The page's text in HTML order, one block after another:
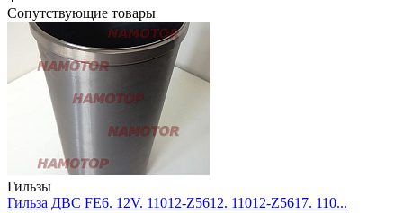
Сопутствующие товары
Гильзы
Гильза ДВС FE6. 12V. 11012-Z5612. 11012-Z5617. 110...